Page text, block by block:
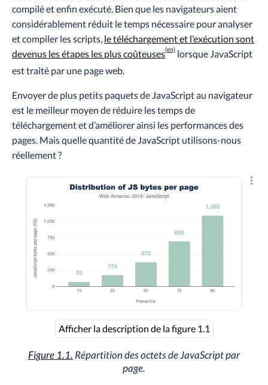
compilé et enfin exécuté. Bien que les navigateurs aient
considérablement réduit le temps nécessaire pour analyser
et compiler les scripts, le téléchargement et l’exécution sont
devenus les étapes les plus coûteuses
lorsque JavaScript
est traité par une page web.
Envoyer de plus petits paquets de JavaScript au navigateur
est le meilleur moyen de réduire les temps de
téléchargement et d’améliorer ainsi les performances des
pages. Mais quelle quantité de JavaScript utilisons-nous
réellement ?
Afficher la description de la figure 1.1
Figure 1.1. Répartition des octets de JavaScript par
page.